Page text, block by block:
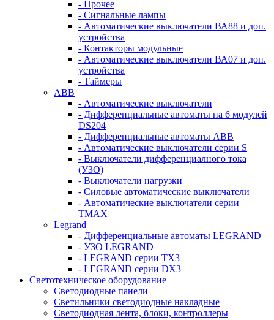
- Прочее
- Сигнальные лампы
- Автоматические выключатели ВА88 и доп.
устройства
- Контакторы модульные
- Автоматические выключатели ВА07 и доп.
устройства
- Таймеры
ABB
- Автоматические выключатели
- Дифференциальные автоматы на 6 модулей
DS204
- Дифференциальные автоматы АВВ
- Автоматические выключатели серии S
- Выключатели дифференциалного тока
(УЗО)
- Выключатели нагрузки
- Силовые автоматические выключатели
- Автоматические выключатели серии
ТМАХ
Legrand
- Дифференциальные автоматы LEGRAND
- УЗО LEGRAND
- LEGRAND серии ТХ3
- LEGRAND серии DХ3
Светотехническое оборудование
Светодиодные панели
Светильники светодиодные накладные
Светодиодная лента, блоки, контроллеры